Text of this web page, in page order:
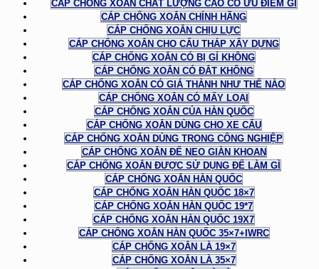
CÁP CHỐNG XOẮN CHẤT LƯỢNG CAO CÓ ƯU ĐIỂM GÌ
CÁP CHỐNG XOẮN CHÍNH HÃNG
CÁP CHỐNG XOẮN CHỊU LỰC
CÁP CHỐNG XOẮN CHO CẨU THÁP XÂY DỰNG
CÁP CHỐNG XOẮN CÓ BỊ GỈ KHÔNG
CÁP CHỐNG XOẮN CÓ ĐẮT KHÔNG
CÁP CHỐNG XOẮN CÓ GIÁ THÀNH NHƯ THẾ NÀO
CÁP CHỐNG XOẮN CÓ MẤY LOẠI
CÁP CHỐNG XOẮN CỦA HÀN QUỐC
CÁP CHỐNG XOẮN DÙNG CHO XE CẨU
CÁP CHỐNG XOẮN DÙNG TRONG CÔNG NGHIỆP
CÁP CHỐNG XOẮN ĐỂ NEO GIÀN KHOAN
CÁP CHỐNG XOẮN ĐƯỢC SỬ DỤNG ĐỂ LÀM GÌ
CÁP CHỐNG XOẮN HÀN QUỐC
CÁP CHỐNG XOẮN HÀN QUỐC 18×7
CÁP CHỐNG XOẮN HÀN QUỐC 19*7
CÁP CHỐNG XOẮN HÀN QUỐC 19X7
CÁP CHỐNG XOẮN HÀN QUỐC 35×7+IWRC
CÁP CHỐNG XOẮN LÀ 19×7
CÁP CHỐNG XOẮN LÀ 35×7